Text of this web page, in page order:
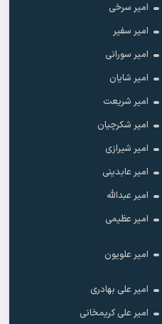
امیر سرخی
امیر سفیر
امیر سورانی
امیر شایان
امیر شریعت
امیر شکرچیان
امیر شیرازی
امیر عابدینی
امیر عبدالله
امیر عظیمی
امیر علویون
امیر علی بهادری
امیر علی کریمخانی